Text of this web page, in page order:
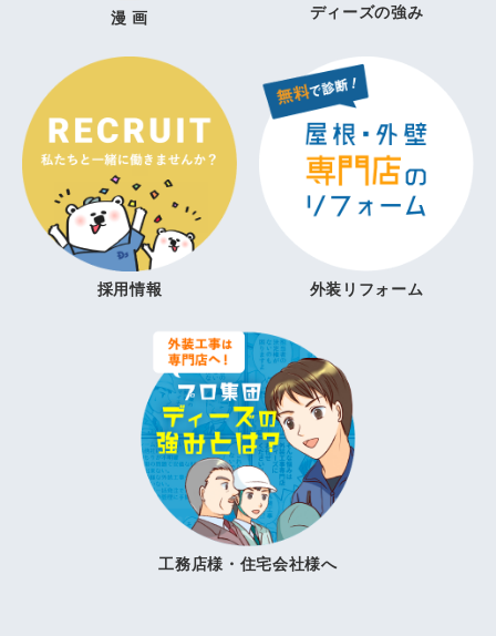
漫 画 ディーズの強み
採用情報 外装リフォーム
工務店様・住宅会社様へ